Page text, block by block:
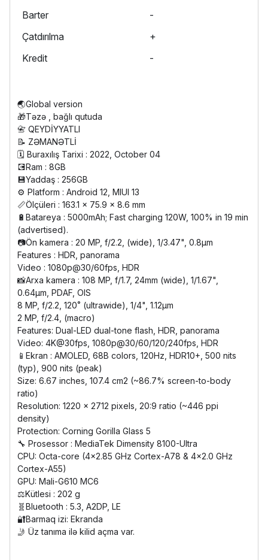
Barter
-
Çatdırılma
+
Kredit
-
🌏Global version
🎁Təzə , bağlı qutuda
📇 QEYDİYYATLI
📝 ZƏMANƏTLİ
🗓️ Buraxılış Tarixi : 2022, October 04
💽Ram : 8GB
💾Yaddaş : 256GB
⚙️ Platform : Android 12, MIUI 13
📏Ölçüleri : 163.1 x 75.9 x 8.6 mm
🔋Batareya : 5000mAh; Fast charging 120W, 100% in 19 min
(advertised).
📷Ön kamera : 20 MP, f/2.2, (wide), 1/3.47", 0.8µm
Features : HDR, panorama
Video : 1080p@30/60fps, HDR
📸Arxa kamera : 108 MP, f/1.7, 24mm (wide), 1/1.67",
0.64µm, PDAF, OIS
8 MP, f/2.2, 120˚ (ultrawide), 1/4", 1.12µm
2 MP, f/2.4, (macro)
Features: Dual-LED dual-tone flash, HDR, panorama
Video: 4K@30fps, 1080p@30/60/120/240fps, HDR
📱Ekran : AMOLED, 68B colors, 120Hz, HDR10+, 500 nits
(typ), 900 nits (peak)
Size: 6.67 inches, 107.4 cm2 (~86.7% screen-to-body
ratio)
Resolution: 1220 x 2712 pixels, 20:9 ratio (~446 ppi
density)
Protection: Corning Gorilla Glass 5
🔧 Prosessor : MediaTek Dimensity 8100-Ultra
CPU: Octa-core (4x2.85 GHz Cortex-A78 & 4x2.0 GHz
Cortex-A55)
GPU: Mali-G610 MC6
⚖️Kütlesi : 202 g
🧬Bluetooth : 5.3, A2DP, LE
🔐Barmaq izi: Ekranda
🤳 Üz tanıma ilə kilid açma var.